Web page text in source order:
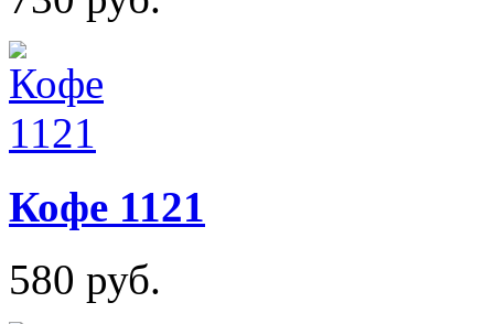
Кофе 1121
580 руб.